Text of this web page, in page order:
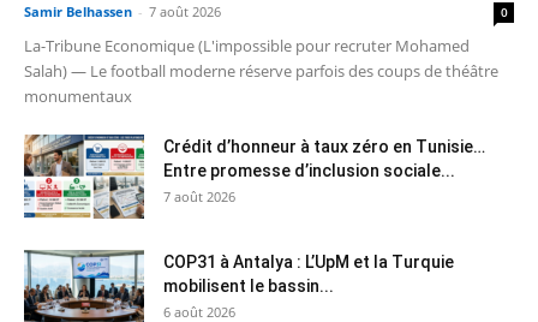
Samir Belhassen - 7 août 2026 0
La-Tribune Economique (L'impossible pour recruter Mohamed
Salah) — Le football moderne réserve parfois des coups de théâtre
monumentaux
Crédit d’honneur à taux zéro en Tunisie…
Entre promesse d’inclusion sociale...
7 août 2026
COP31 à Antalya : L’UpM et la Turquie
mobilisent le bassin...
6 août 2026